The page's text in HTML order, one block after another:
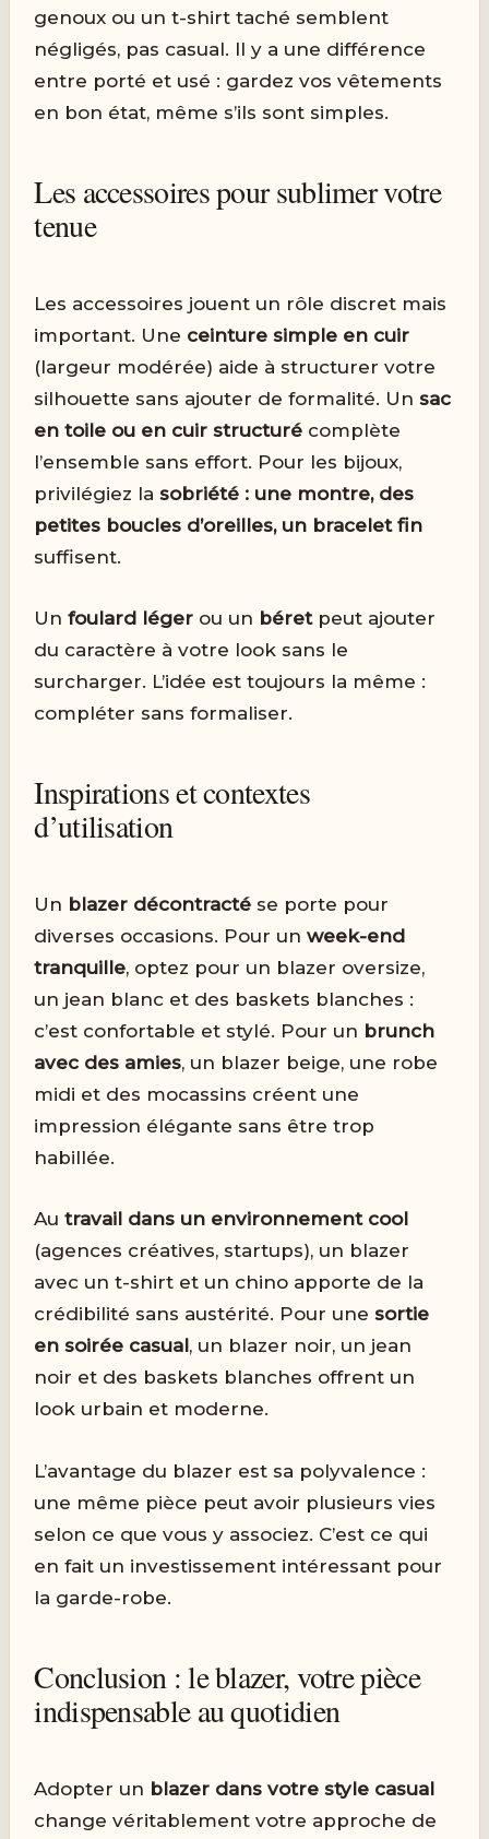
genoux ou un t-shirt taché semblent
négligés, pas casual. Il y a une différence
entre porté et usé : gardez vos vêtements
en bon état, même s’ils sont simples.
Les accessoires pour sublimer votre
tenue
Les accessoires jouent un rôle discret mais
important. Une ceinture simple en cuir
(largeur modérée) aide à structurer votre
silhouette sans ajouter de formalité. Unsac
en toile ou en cuir structuré complète
l’ensemble sans effort. Pour les bijoux,
privilégiez lasobriété : une montre, des
petites boucles d’oreilles, un bracelet fin
suffisent.
Unfoulard léger ou un béretpeut ajouter
du caractère à votre look sans le
surcharger. L’idée est toujours la même :
compléter sans formaliser.
Inspirations et contextes
d’utilisation
Un blazer décontracté se porte pour
diverses occasions. Pour unweek-end
tranquille, optez pour un blazer oversize,
un jean blanc et des baskets blanches :
c’est confortable et stylé. Pour un brunch
avec des amies, un blazer beige, une robe
midi et des mocassins créent une
impression élégante sans être trop
habillée.
Autravail dans un environnement cool
(agences créatives, startups), un blazer
avec un t-shirt et un chino apporte de la
crédibilité sans austérité. Pour unesortie
en soirée casual, un blazer noir, un jean
noir et des baskets blanches offrent un
look urbain et moderne.
L’avantage du blazer est sa polyvalence :
une même pièce peut avoir plusieurs vies
selon ce que vous y associez. C’est ce qui
en fait un investissement intéressant pour
la garde-robe.
Conclusion : le blazer, votre pièce
indispensable au quotidien
Adopter un blazer dans votre style casual
change véritablement votre approche de